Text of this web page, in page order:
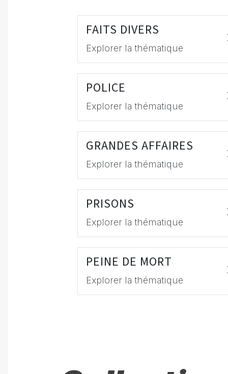
FAITS DIVERS
Explorer la thématique
POLICE
Explorer la thématique
GRANDES AFFAIRES
Explorer la thématique
PRISONS
Explorer la thématique
PEINE DE MORT
Explorer la thématique